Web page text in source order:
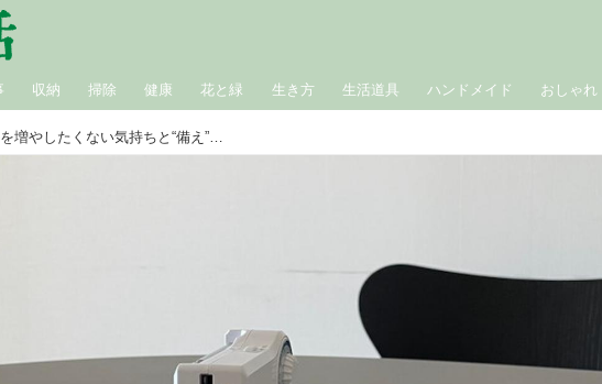
収納 掃除 健康 花と緑 生き方 生活道具 ハンドメイド おしゃれ
わたしの「防災対策」ものを増やしたくない気持ちと“備え”の両立がむずかしい｜広瀬裕子の60歳からの衣食住健